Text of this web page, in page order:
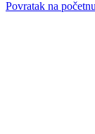
Povratak na